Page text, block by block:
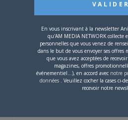
Echange pleins de
Créé par
miaw
Dernier message par
18 ans et 5 mois
En vous inscrivant à la newsletter
qu'AM MEDIA NETWORK collecte
personnelles que vous venez de
dans le but de vous envoyer ses offres
que vous avez acceptées de
magazines, offres
événementiel...), en accord avec notre
données . Veuillez cocher la cases ci-
recevoir notre